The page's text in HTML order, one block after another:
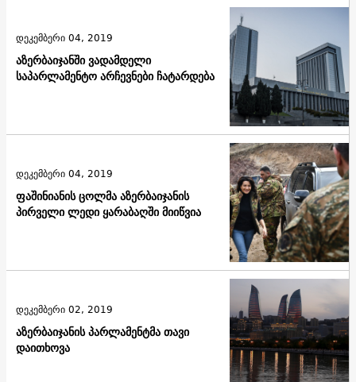
აზერბაიჯანში ვადამდელი
საპარლამენტო არჩევნები ჩატარდება
დეკემბერი 04, 2019
ფაშინიანის ცოლმა აზერბაიჯანის
პირველი ლედი ყარაბაღში მიიწვია
დეკემბერი 04, 2019
აზერბაიჯანის პარლამენტმა თავი
დაითხოვა
დეკემბერი 02, 2019